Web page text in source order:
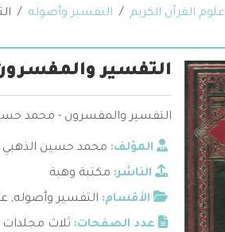
علوم القرآن الكريم التفسير وأصوله
التفسير
التفسير والمفسرون - محمد
المؤلف: محمد حسين الذهبي
الناشر: مكتبة وهبة
الأقسام: التفسير وأصوله,
عدد الصفحات: ثلاث مجلدات -